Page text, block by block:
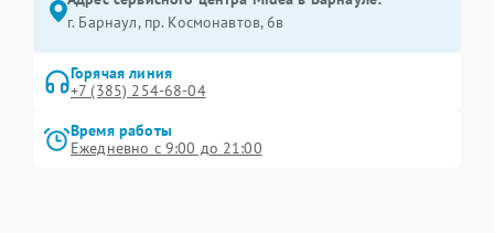
г. Барнаул, ​пр. Космонавтов, 6в
Горячая линия
+7 (385) 254-68-04
Время работы
Ежедневно с 9:00 до 21:00